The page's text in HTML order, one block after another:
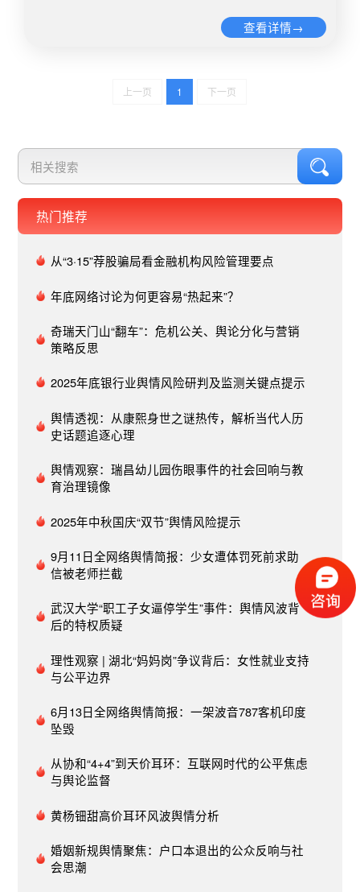
#俞敏洪回应经济日报文章#（（截止11月15日
16:00，下同）阅读3510.7万 讨论1215）、#经济
读863.3万 讨论3879）等多个热点话题。优讯全媒
体舆情监测平台-舆情热度走势图 据优讯全媒体舆
敏洪将直播带货农产品”舆情传播的主阵地，共
6860条，占比55.31%；网络位居其次，共2712
条，占比21.87%；客户端、广播、视频等共2830
条，占比22.82%。优讯全媒体舆情监测平台-媒体
分布图 据优讯全媒体舆情监测系统中的词云分布图
“经济日报”“直播”“带货”“农产品”“文章”等，且该热词
关键词云舆论反馈媒体方面自俞敏洪宣布将直播带
货农产品之日起，便引发各方媒体报道评论，其
中，《经济日报》发布的评论文章存在诸多争议，
应照搬李佳琦”为题评论称：好家伙，新东方要学李
新东方转型具有风向标意义。如果只是从一个挣快
钱的行业跳到另一个挣快钱的行业，恐怕不是最佳
所大学，那么，把这所大学建到更广袤的农村大
地，没准更符合当下的社会需要。如果新东方等大
机构愿意组织研学活动，至少此前积累的学生资源
可以继续使用，学生们跟着熟悉的老师也放心些。
比起直播带货，研学赚钱可能没那么快，但更契合
新东方们的教育背景。何况电商平台上已经有很多
个“李佳琦”了。11月13日，《21世纪经济报道》以
“俞敏洪高调带货 新东方却在悄悄创新”为题报道
称：“俞敏洪直播带货农产品”连续多天登上热搜。
但大家的关注点都集中在了直播带货上，俞老师的
格局肯定不止如此，我认为他可能的重点是农产品
销售的上游，新东方如果转型，肯定会瞄准一个千
亿级产业，农业就是这样的产业。据悉，新东方宣
学、硬件等多个教育赛道悄悄进行创新。11月15
日，《南方都市报》以“新东方转型电商直播，并不
丢人也无可厚非”为题报道称：新东方从教育培训转
型进入助农电商，转轨到一个新领域，快速摸清门
道是急需的。在转型的角度上，新东方作为电商新
人是它的劣势，但由于它的从业人员结构以老师为
查看详情→
上一页 1 下一页
热门推荐
从“3·15”荐股骗局看金融机构风险管理要点
年底网络讨论为何更容易“热起来”？
奇瑞天门山“翻车”：危机公关、舆论分化与营销
策略反思
2025年底银行业舆情风险研判及监测关键点提示
舆情透视：从康熙身世之谜热传，解析当代人历
史话题追逐心理
舆情观察：瑞昌幼儿园伤眼事件的社会回响与教
育治理镜像
2025年中秋国庆“双节”舆情风险提示
9月11日全网络舆情简报：少女遭体罚死前求助
信被老师拦截
武汉大学“职工子女逼停学生”事件：舆情风波背
后的特权质疑
理性观察 | 湖北“妈妈岗”争议背后：女性就业支持
与公平边界
6月13日全网络舆情简报：一架波音787客机印度
坠毁
从协和“4+4”到天价耳环：互联网时代的公平焦虑
与舆论监督
黄杨钿甜高价耳环风波舆情分析
婚姻新规舆情聚焦：户口本退出的公众反响与社
会思潮